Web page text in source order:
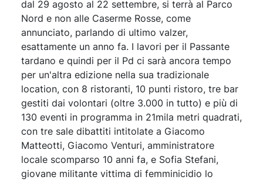
dal 29 agosto al 22 settembre, si terrà al Parco
Nord e non alle Caserme Rosse, come
annunciato, parlando di ultimo valzer,
esattamente un anno fa. I lavori per il Passante
tardano e quindi per il Pd ci sarà ancora tempo
per un'altra edizione nella sua tradizionale
location, con 8 ristoranti, 10 punti ristoro, tre bar
gestiti dai volontari (oltre 3.000 in tutto) e più di
130 eventi in programma in 21mila metri quadrati,
con tre sale dibattiti intitolate a Giacomo
Matteotti, Giacomo Venturi, amministratore
locale scomparso 10 anni fa, e Sofia Stefani,
giovane militante vittima di femminicidio lo